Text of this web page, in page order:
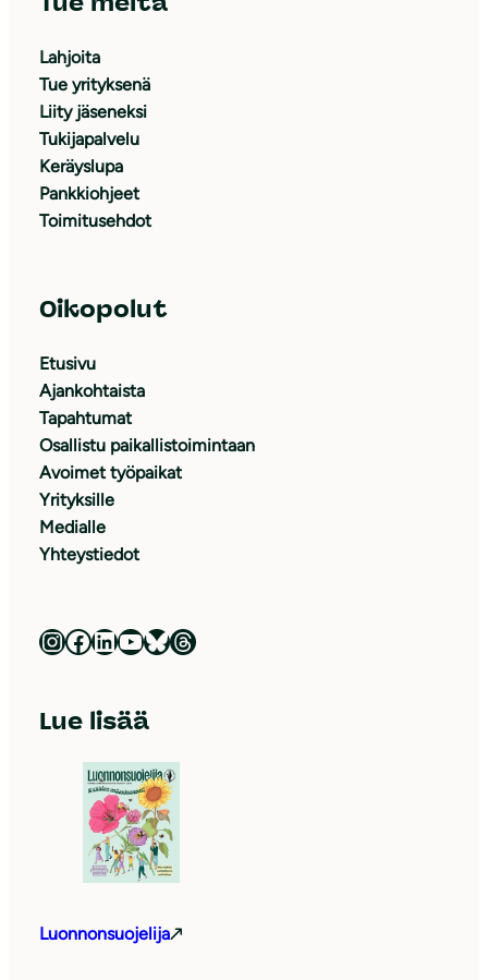
Lahjoita
Tue yrityksenä
Liity jäseneksi
Tukijapalvelu
Keräyslupa
Pankkiohjeet
Toimitusehdot
Oikopolut
Etusivu
Ajankohtaista
Tapahtumat
Osallistu paikallistoimintaan
Avoimet työpaikat
Yrityksille
Medialle
Yhteystiedot
Luonnonsuojeluliitto Instagramissa Luonnonsuojeluliitto Facebookissa Luonnonsuojeluliitto LinkedInissä Luonnonsuojeluliiton YouTube-kanava Luonnonsuojeluliitto Blueskyssa Luonnonsuojeluliitto Threadsissa
Lue lisää
Luonnonsuojelija